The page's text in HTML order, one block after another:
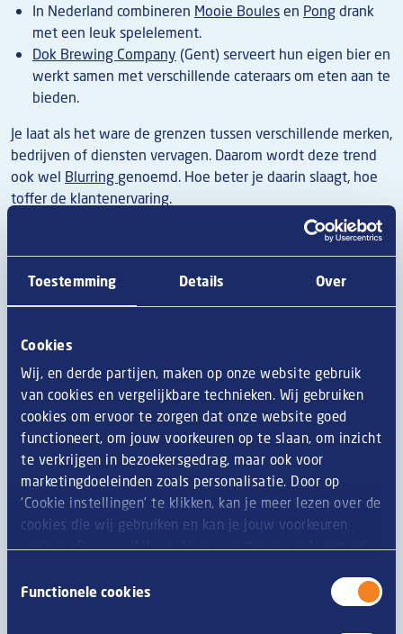
Toestemming Details Over
Cookies
Wij, en derde partijen, maken op onze website gebruik
van cookies en vergelijkbare technieken. Wij gebruiken
cookies om ervoor te zorgen dat onze website goed
functioneert, om jouw voorkeuren op te slaan, om inzicht
te verkrijgen in bezoekersgedrag, maar ook voor
marketingdoeleinden zoals personalisatie. Door op
‘Cookie instellingen’ te klikken, kan je meer lezen over de
cookies die wij gebruiken en kan je jouw voorkeuren
opslaan. Door op ‘Alle cookies accepteren en doorgaan’
cookies zoals omschreven in onze
Functionele cookies
In Nederland combineren Mooie Boulesen Pongdrank
met een leuk spelelement.
Dok Brewing Company (Gent) serveert hun eigen bier en
werkt samen met verschillende cateraars om eten aan te
bieden.
Je laat als het ware de grenzen tussen verschillende merken,
bedrijven of diensten vervagen. Daarom wordt deze trend
ook wel Blurring genoemd. Hoe beter je daarin slaagt, hoe
toffer de klantenervaring.
Op het ritme van de natuur,
duurzaam en gezond
seizoensgebonden. Het zijn allemaal aspecten van de
evolutie naar een natuurlijke beleving, goed voor mens en